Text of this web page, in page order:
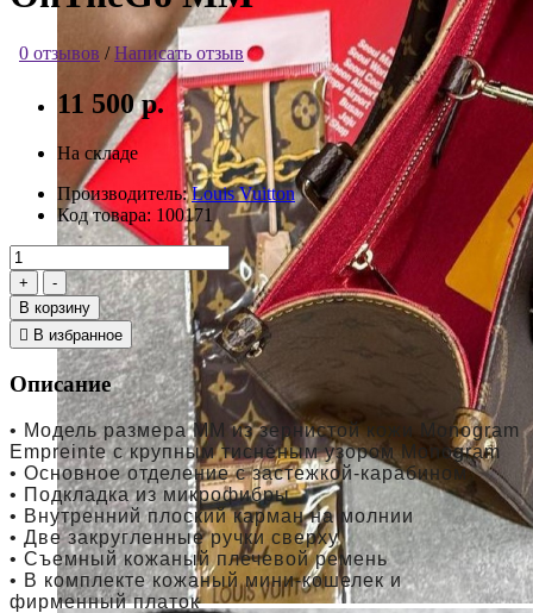
0 отзывов / Написать отзыв
11 500 р.
На складе
Производитель: Louis Vuitton
Код товара: 100171
В корзину
В избранное
Описание
• Модель размера MM из зернистой кожи Monogram
Empreinte с крупным тиснёным узором Monogram
• Основное отделение с застежкой-карабином
• Подкладка из микрофибры
• Внутренний плоский карман на молнии
• Две закругленные ручки сверху
• Съемный кожаный плечевой ремень
• В комплекте кожаный мини-кошелек и
фирменный платок